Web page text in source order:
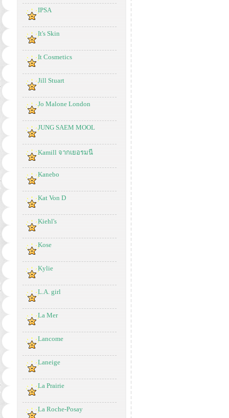
IPSA
It's Skin
It Cosmetics
Jill Stuart
Jo Malone London
JUNG SAEM MOOL
Kamill จากเยอรมนี
Kanebo
Kat Von D
Kiehl's
Kose
Kylie
L.A. girl
La Mer
Lancome
Laneige
La Prairie
La Roche-Posay